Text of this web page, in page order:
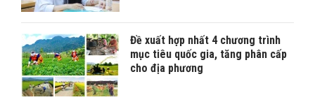
Đề xuất hợp nhất 4 chương trình
mục tiêu quốc gia, tăng phân cấp
cho địa phương